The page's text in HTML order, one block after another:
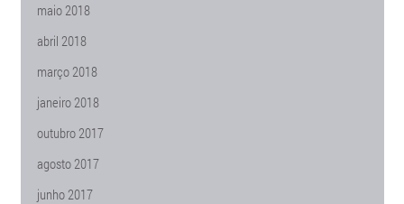
maio 2018
abril 2018
março 2018
janeiro 2018
outubro 2017
agosto 2017
junho 2017